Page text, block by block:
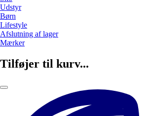
Udstyr
Børn
Lifestyle
Afslutning af lager
Mærker
Tilføjer til kurv...